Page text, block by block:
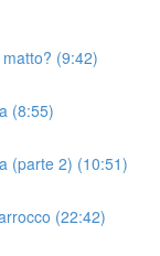
(9:42)
(8:55)
(parte 2) (10:51)
(22:42)